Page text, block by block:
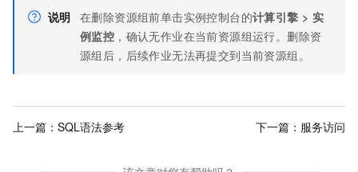
说明 在删除资源组前单击实例控制台的计算引擎 > 实
例监控 ，确认无作业在当前资源组运行。删除资
源组后，后续作业无法再提交到当前资源组。
上一篇： SQL语法参考 下一篇： 服务访问